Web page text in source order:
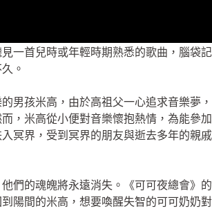
一首兒時或年輕時期熟悉的歌曲，腦袋
。
男孩米高，由於高祖父一心追求音樂夢
，米高從小便對音樂懷抱熱情，為能參
冥界，受到冥界的朋友與逝去多年的親
們的魂魄將永遠消失。《可可夜總會》
陽間的米高，想要喚醒失智的可可奶奶